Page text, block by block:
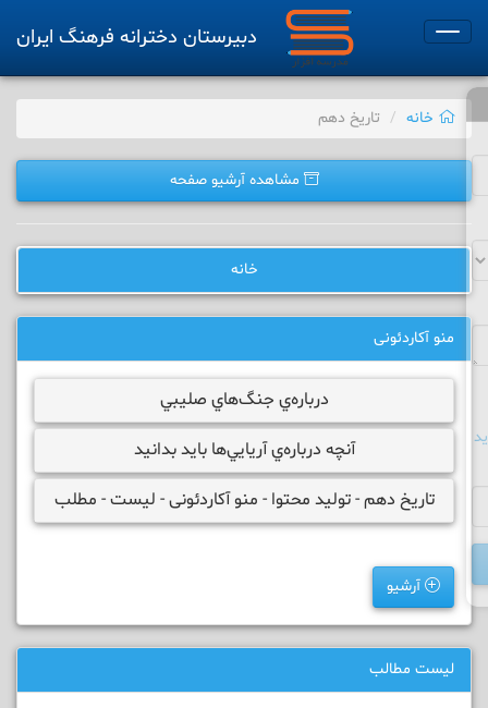
Toggle
دبیرستان دخترانه فرهنگ ایران
خانه تاریخ دهم
مشاهده آرشیو صفحه
خانه
منو آکاردئونی
درباره‌ي جنگ‌هاي صليبي
آنچه درباره‌ي آريايي‌ها بايد بدانيد
تاریخ دهم - تولید محتوا - منو آکاردئونی - لیست - مطلب
آرشیو
لیست مطالب